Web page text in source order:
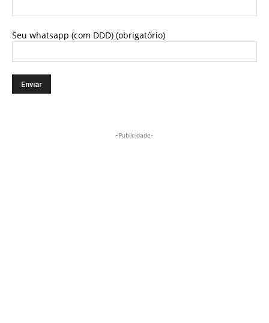
Seu whatsapp (com DDD) (obrigatório)
-Publicidade-